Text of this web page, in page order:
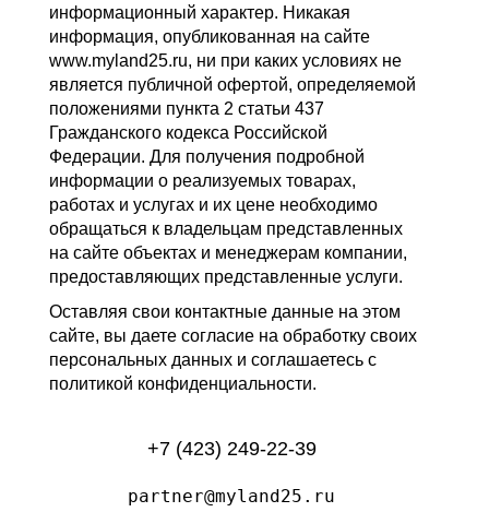
информационный характер. Никакая
информация, опубликованная на сайте
www.myland25.ru, ни при каких условиях не
является публичной офертой, определяемой
положениями пункта 2 статьи 437
Гражданского кодекса Российской
Федерации. Для получения подробной
информации о реализуемых товарах,
работах и услугах и их цене необходимо
обращаться к владельцам представленных
на сайте объектах и менеджерам компании,
предоставляющих представленные услуги.
Оставляя свои контактные данные на этом
сайте, вы даете согласие на обработку своих
персональных данных и соглашаетесь с
политикой конфиденциальности.
+7 (423) 249-22-39
partner@myland25.ru